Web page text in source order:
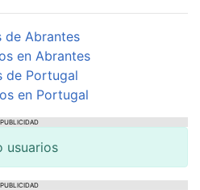
de Abrantes
en Abrantes
de Portugal
en Portugal
PUBLICIDAD
usuarios
PUBLICIDAD